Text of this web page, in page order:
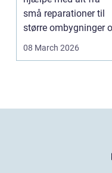
små reparationer til
større ombygninger
tilbygninger. N...
08 March 2026